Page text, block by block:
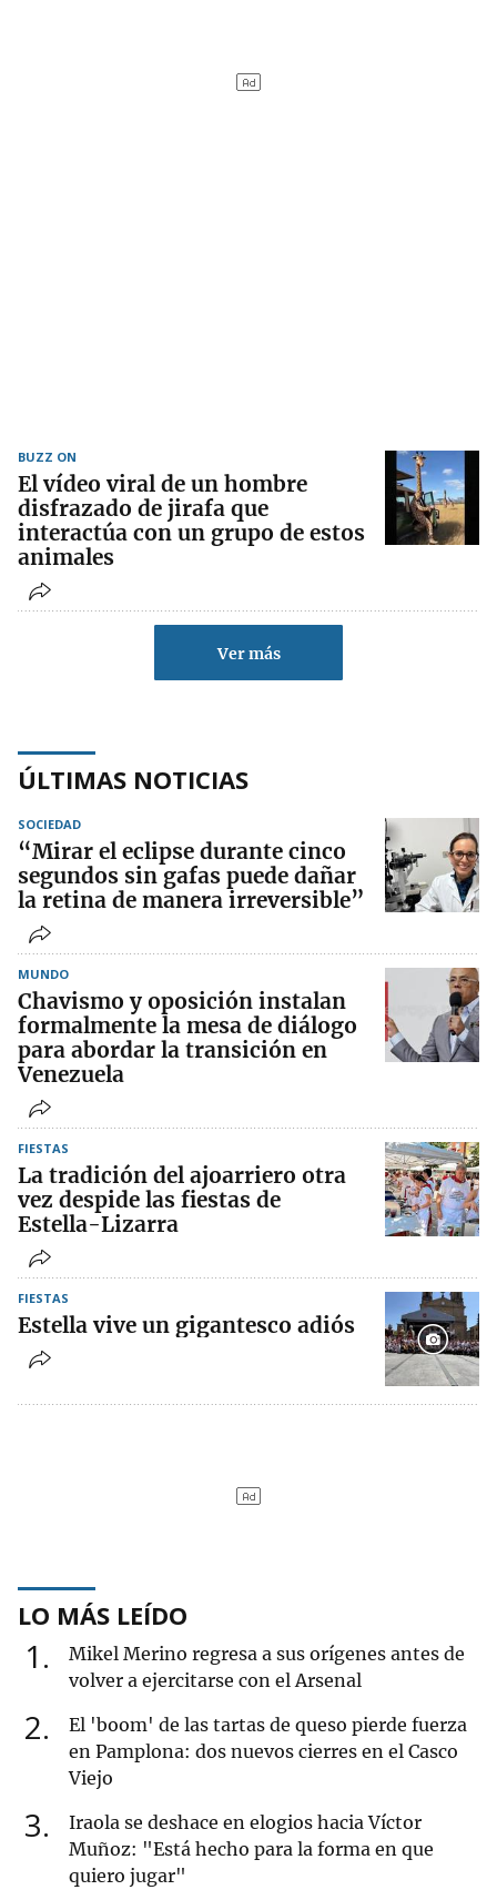
BUZZ ON
El vídeo viral de un hombre
disfrazado de jirafa que
interactúa con un grupo de estos
animales
Ver más
ÚLTIMAS NOTICIAS
SOCIEDAD
“Mirar el eclipse durante cinco
segundos sin gafas puede dañar
la retina de manera irreversible”
MUNDO
Chavismo y oposición instalan
formalmente la mesa de diálogo
para abordar la transición en
Venezuela
FIESTAS
La tradición del ajoarriero otra
vez despide las fiestas de
Estella-Lizarra
FIESTAS
Estella vive un gigantesco adiós
LO MÁS LEÍDO
1
Mikel Merino regresa a sus orígenes antes de
volver a ejercitarse con el Arsenal
2
El 'boom' de las tartas de queso pierde fuerza
en Pamplona: dos nuevos cierres en el Casco
Viejo
3
Iraola se deshace en elogios hacia Víctor
Muñoz: "Está hecho para la forma en que
quiero jugar"